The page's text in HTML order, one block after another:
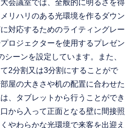
会議室では、全般的に明るさを得
リハリのある光環境を作るダウン
対応するためのライティングレー
ロジェクターを使用するプレゼン
シーンを設定しています。また、
2分割又は3分割にすることがで
屋の大きさや机の配置に合わせた
、タブレットから行うことができ
から入って正面となる壁に間接照
やわらかな光環境で来客を出迎え